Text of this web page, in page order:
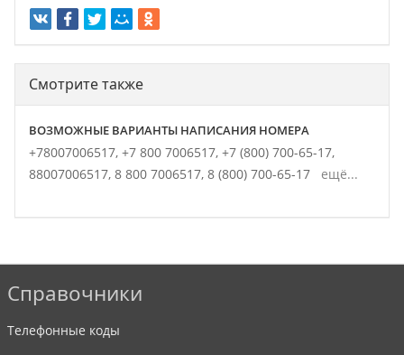
Смотрите также
ВОЗМОЖНЫЕ ВАРИАНТЫ НАПИСАНИЯ НОМЕРА
+78007006517, +7 800 7006517, +7 (800) 700-65-17,
88007006517, 8 800 7006517, 8 (800) 700-65-17 ещё...
Справочники
Телефонные коды